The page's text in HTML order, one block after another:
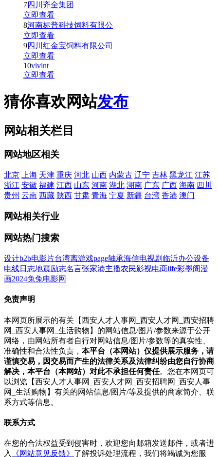
7四川齐全集团
立即查看
8河南标普科技饲料有限公
立即查看
9四川红金宝饲料有限公司
立即查看
10vivint
立即查看
猜你喜欢网站发布
网站相关栏目
网站地区相关
北京 上海 天津 重庆 河北 山西 内蒙古 辽宁 吉林 黑龙江 江苏
浙江 安徽 福建 江西 山东 河南 湖北 湖南 广东 广西 海南 四川
贵州 云南 西藏 陕西 甘肃 青海 宁夏 新疆 台湾 香港 澳门
网站相关行业
网站热门搜索
设计b2b电影片台湾离游戏page轴承海信电视剧 临沂办公设备
电线日志地震励志名言张家港主播农民影视电商life彩墨阁漫
画2024兔兔电影网
免责声明
本网页所展示的有关【西安人才人事网_西安人才网_西安招聘
网_西安人事网_生活购物】的网站信息/图片/参数来源于公开
网络，由网站所有者自行对网站信息/图片/参数等的真实性、
准确性和合法性负责， 本平台（本网站）仅提供展示服务，请
谨慎交易，因交易而产生的法律关系及法律纠纷由您自行协商
解决，本平台（本网站）对此不承担任何责任。您在本网页可
以浏览【西安人才人事网_西安人才网_西安招聘网_西安人事
网_生活购物】有关的网站信息/图片/等及提供的商家简介、联
系方式等信息。
联系方式
在您的合法权益受到侵害时，欢迎您向邮箱发送邮件，或者进
入
《网站意见反馈》 了解投诉处理流程，我们将竭诚为您服